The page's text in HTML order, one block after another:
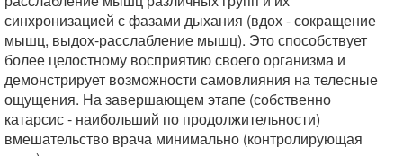
синхронизацией с фазами дыхания (вдох - сокращение
мышц, выдох-расслабление мышц). Это способствует
более целостному восприятию своего организма и
демонстрирует возможности самовлияния на телесные
ощущения. На завершающем этапе (собственно
катарсис - наибольший по продолжительности)
вмешательство врача минимально (контролирующая